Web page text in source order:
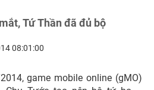
Tứ Thần đã đủ bộ
08:01:00
game mobile online (gMO)